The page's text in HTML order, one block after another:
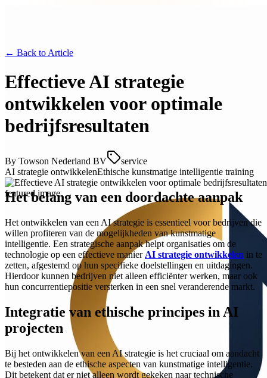
← Back to Article
Effectieve AI strategie
ontwikkelen voor optimale
bedrijfsresultaten
By Towson Nederland BV
service
AI strategie ontwikkelenEthische kunstmatige intelligentie training
Het belang van een doordachte aanpak
Het ontwikkelen van een AI strategie is essentieel voor bedrijven die
willen profiteren van de mogelijkheden van kunstmatige
intelligentie. Een strategische aanpak helpt organisaties om de
technologie op een effectieve manier AI strategie ontwikkelen in te
zetten, afgestemd op hun specifieke doelstellingen en uitdagingen.
Hierdoor kunnen bedrijven niet alleen efficiënter werken, maar ook
hun concurrentiepositie versterken in een snel veranderende markt.
Integratie van ethische principes in AI
projecten
Bij het ontwikkelen van een AI strategie is het cruciaal om aandacht
te besteden aan de ethische aspecten van kunstmatige intelligentie.
Dit betekent dat er niet alleen wordt gekeken naar technische